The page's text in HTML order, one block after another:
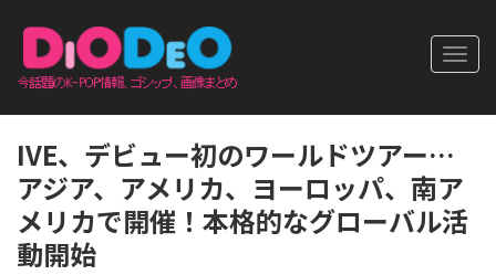
IVE、デビュー初のワールドツアー…
アジア、アメリカ、ヨーロッパ、南ア
メリカで開催！本格的なグローバル活
動開始